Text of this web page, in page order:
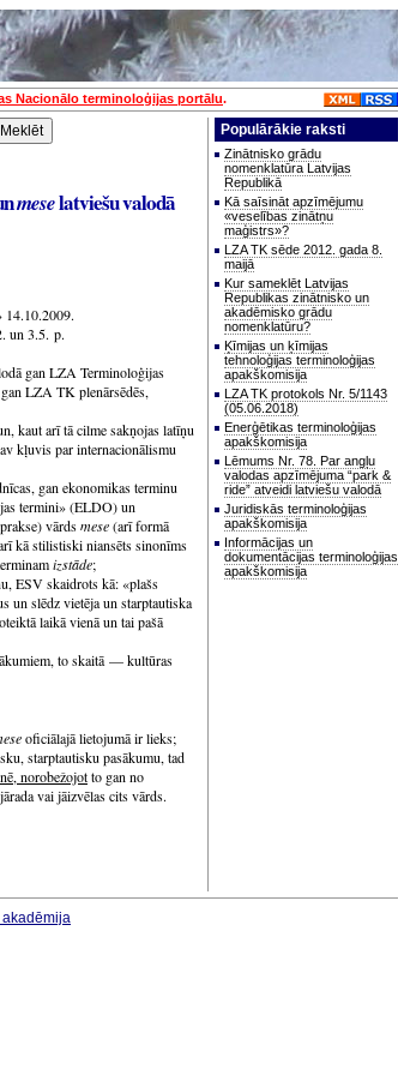
Nacionālo terminoloģijas portālu.
meselatviešu valodā
14.10.2009.
un 3.5. p.
gan LZA Terminoloģijas
LZA TK plenārsēdēs,
kaut arī tā cilme sakņojas latīņu
kļuvis par internacionālismu
gan ekonomikas terminu
termini» (ELDO) un
vārdsmese(arī formā
kā stilistiski niansēts sinonīms
izstāde;
ESV skaidrots kā: «plašs
un slēdz vietēja un starptautiska
laikā vienā un tai pašā
to skaitā — kultūras
oficiālajā lietojumā ir lieks;
starptautisku pasākumu, tad
norobežojotto gan no
vai jāizvēlas cits vārds.
Populārākie raksti
Zinātnisko grādu
nomenklatūra Latvijas
Republikā
Kā saīsināt apzīmējumu
«veselības zinātņu
maģistrs»?
LZA TK sēde 2012. gada 8.
maijā
Kur sameklēt Latvijas
Republikas zinātnisko un
akadēmisko grādu
nomenklatūru?
Ķīmijas un ķīmijas
tehnoloģijas terminoloģijas
apakškomisija
LZA TK protokols Nr. 5/1143
(05.06.2018)
Enerģētikas terminoloģijas
apakškomisija
Lēmums Nr. 78. Par angļu
valodas apzīmējuma “park &
ride” atveidi latviešu valodā
Juridiskās terminoloģijas
apakškomisija
Informācijas un
dokumentācijas terminoloģijas
apakškomisija
akadēmija